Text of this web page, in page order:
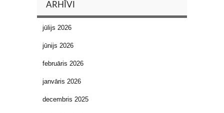
ARHĪVI
jūlijs 2026
jūnijs 2026
februāris 2026
janvāris 2026
decembris 2025